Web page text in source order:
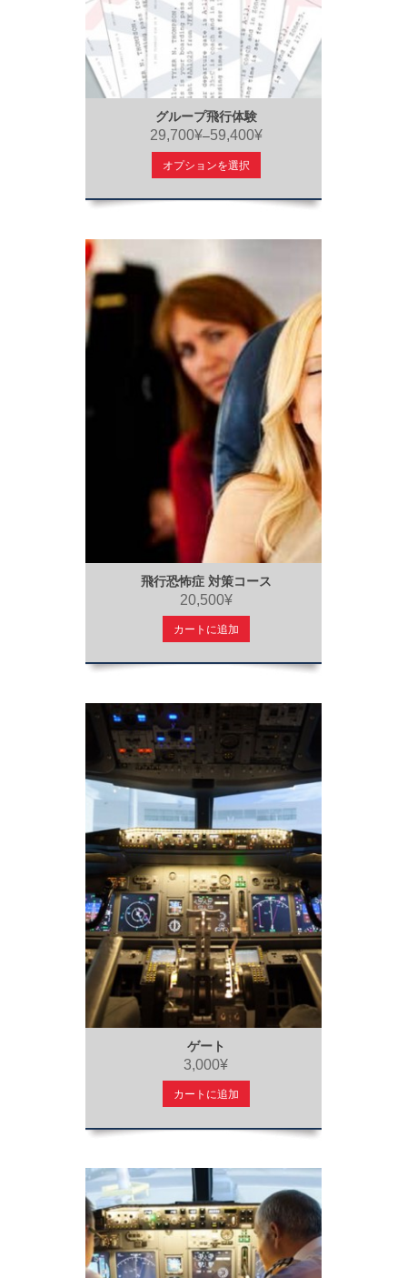
グループ飛行体験
29,700¥–59,400¥
オプションを選択
飛行恐怖症 対策コース
20,500¥
カートに追加
ゲート
3,000¥
カートに追加